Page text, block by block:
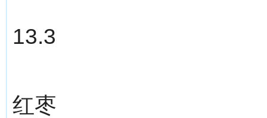
13.3
红枣